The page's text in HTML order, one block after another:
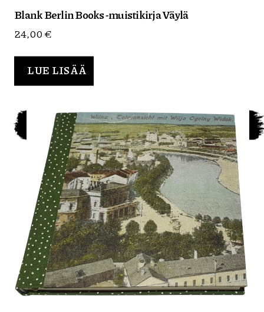
Blank Berlin Books -muistikirja Väylä
24,00€
LUE LISÄÄ